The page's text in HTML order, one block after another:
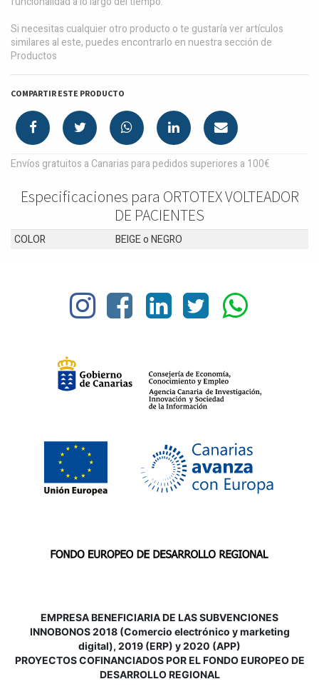
Si necesitas cualquier otro producto o te gustaría ver artículos
similares al este, puedes encontrarlo en nuestra sección de
Productos
COMPARTIR ESTE PRODUCTO
Envíos gratuitos a Canarias para pedidos superiores a 100€
Especificaciones para ORTOTEX VOLTEADOR
DE PACIENTES
COLOR BEIGEoNEGRO
EMPRESA BENEFICIARIA DE LAS SUBVENCIONES
INNOBONOS 2018 (Comercio electrónico y marketing
digital), 2019 (ERP) y 2020 (APP)
PROYECTOS COFINANCIADOS POR EL FONDO EUROPEO DE
DESARROLLO REGIONAL